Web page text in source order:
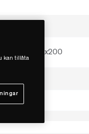
160x200
kan tillåta